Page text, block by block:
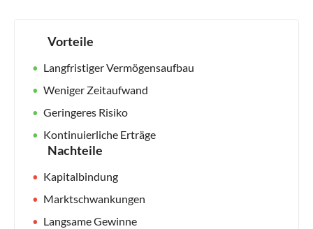
Vorteile
Langfristiger Vermögensaufbau
Weniger Zeitaufwand
Geringeres Risiko
Kontinuierliche Erträge
Nachteile
Kapitalbindung
Marktschwankungen
Langsame Gewinne